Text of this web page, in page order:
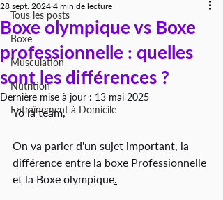
Tous les posts
Boxe
Musculation
Nutrition
Entraînement à Domicile
Boxe olympique vs Boxe
professionnelle : quelles
sont les différences ?
28 sept. 2024 4 min de lecture
Dernière mise à jour : 13 mai 2025
Yo la team,
On va parler d'un sujet important, la
différence entre la boxe Professionnelle
et la Boxe olympique.